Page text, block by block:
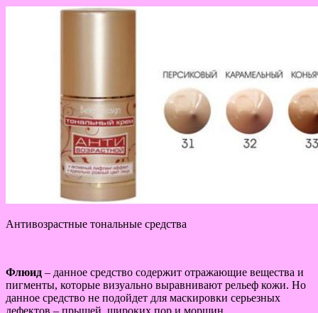
Антивозрастные тональные средства
Флюид – данное средство содержит отражающие вещества и
пигменты, которые визуально выравнивают рельеф кожи. Но
данное средство не подойдет для маскировки серьезных